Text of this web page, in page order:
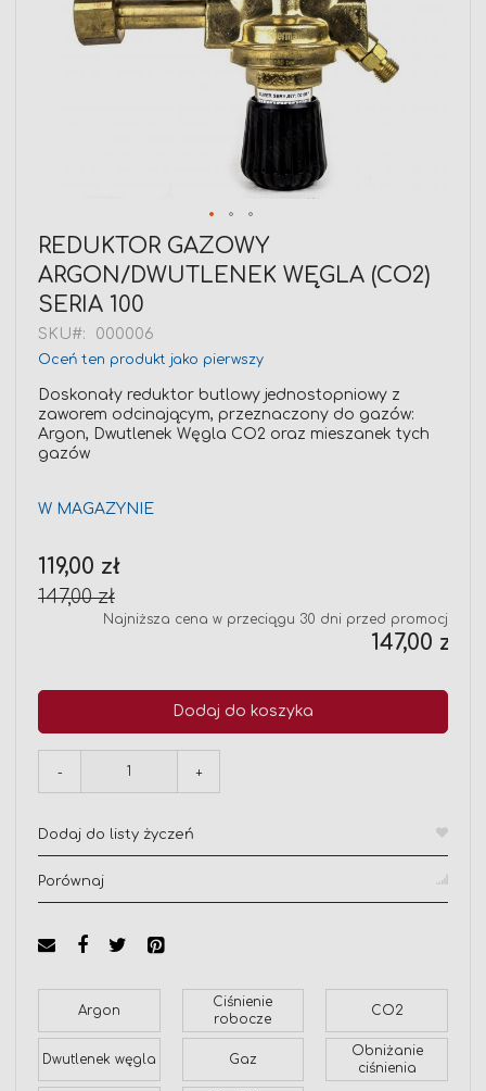
Przejdź
na
początek
galerii
REDUKTOR GAZOWY
ARGON/DWUTLENEK WĘGLA (CO2)
SERIA 100
SKU 000006
Oceń ten produkt jako pierwszy
Doskonały reduktor butlowy jednostopniowy z
zaworem odcinającym, przeznaczony do gazów:
Argon, Dwutlenek Węgla CO2 oraz mieszanek tych
gazów
W MAGAZYNIE
Cena
promocyjna
119,00 zł
147,00 zł
Najniższa cena w przeciągu 30 dni przed promocją:
147,00 zł
Dodaj do koszyka
- +
Dodaj do listy życzeń
Porównaj
Argon
Ciśnienie
robocze
CO2
Dwutlenek węgla Gaz
Obniżanie
ciśnienia